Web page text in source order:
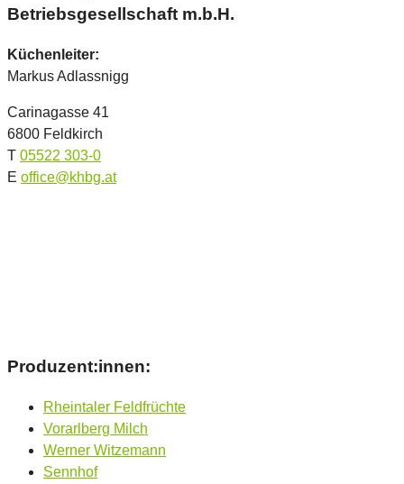
Betriebsgesellschaft m.b.H.
Küchenleiter:
Markus Adlassnigg
Carinagasse 41
6800 Feldkirch
T 05522 303-0
E office@khbg.at
Produzent:innen:
Rheintaler Feldfrüchte
Vorarlberg Milch
Werner Witzemann
Sennhof